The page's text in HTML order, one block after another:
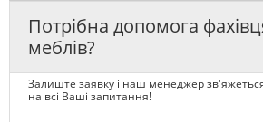
Потрібна допомога
меблів?
Залиште заявку і наш менеджер
на всі Ваші запитання!